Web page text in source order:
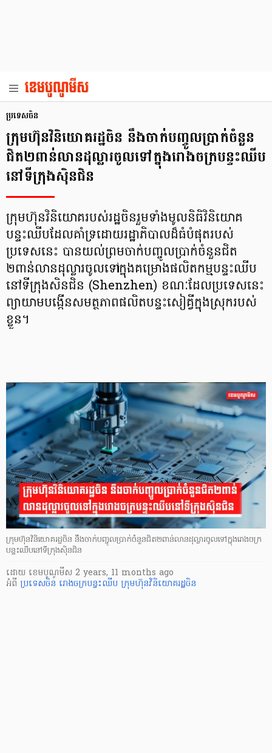
ប្រទេសចិន
ក្រុមហ៊ុនវិនិយោគរដ្ឋចិន នឹងចាក់បញ្ចូលប្រាក់ចំនួន
ជិត២ពាន់លានដុល្លារចូលទៅក្នុងរោងចក្របន្ទះឈីប
នៅទីក្រុងស៊ិនជិន
ក្រុមហ៊ុនវិនិយោគរបស់រដ្ឋចិនរួមទាំងមូលនិធិវិនិយោគ
បន្ទះឈីបដែលគាំទ្រដោយរដ្ឋាភិបាលដ៏ធំបំផុតរបស់
ប្រទេសនេះ បានយល់ព្រមចាក់បញ្ចូលប្រាក់ចំនួនជិត
២ពាន់លានដុល្លារចូលទៅក្នុងគម្រោងផលិតកម្មបន្ទះឈីប
នៅទីក្រុងសិនជិន (Shenzhen) ខណៈដែលប្រទេសនេះ
ព្យាយាមបង្កើនសមត្ថភាពផលិតបន្ទះសៀគ្វីក្នុងស្រុករបស់
ខ្លួន។
ក្រុមហ៊ុនវិនិយោគរដ្ឋចិន នឹងចាក់បញ្ចូលប្រាក់ចំនួនជិត២ពាន់លានដុល្លារចូលទៅក្នុងរោងចក្រ
បន្ទះឈីបនៅទីក្រុងស៊ិនជិន
ដោយ ​ ខេមបូណូមីស 2 years, 11 months ago
អំពី ប្រទេសចិន រោងចក្របន្ទះឈីប ក្រុមហ៊ុនវិនិយោគរដ្ឋចិន